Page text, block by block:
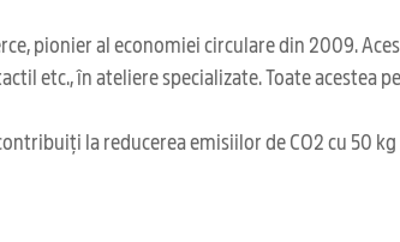
pionier al economiei circulare din 2009.
etc., în ateliere specializate. Toate acestea
la reducerea emisiilor de CO2 cu 50